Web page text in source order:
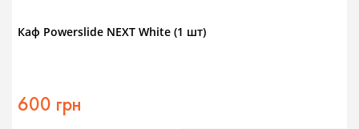
Каф Powerslide NEXT White (1 шт)
600 грн